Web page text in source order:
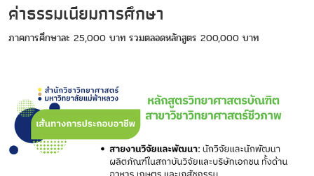
ค่าธรรมเนียมการศึกษา
ภาคการศึกษาละ 25,000 บาท รวมตลอดหลักสูตร 200,000 บาท